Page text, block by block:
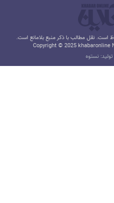
است. نقل مطالب با ذکر منبع بلامانع است.
Copyright © 2025 khabaronline
نستوه